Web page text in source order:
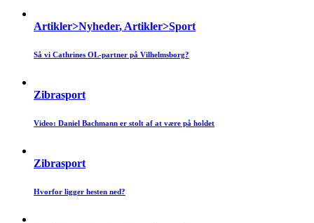
Artikler>Nyheder, Artikler>Sport
Så vi Cathrines OL-partner på Vilhelmsborg?
Zibrasport
Video: Daniel Bachmann er stolt af at være på holdet
Zibrasport
Hvorfor ligger hesten ned?